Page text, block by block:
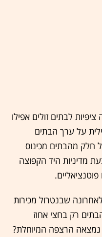
לבתים זולים אפילו
על ערך הבתים
חלק מהבתים מכינוס
מדיניות היד הקפוצה
שבנטרול מכירות
רק בחצי אחוז
אפריל 2009. האם נמצאה הרצפה המיוחלת?